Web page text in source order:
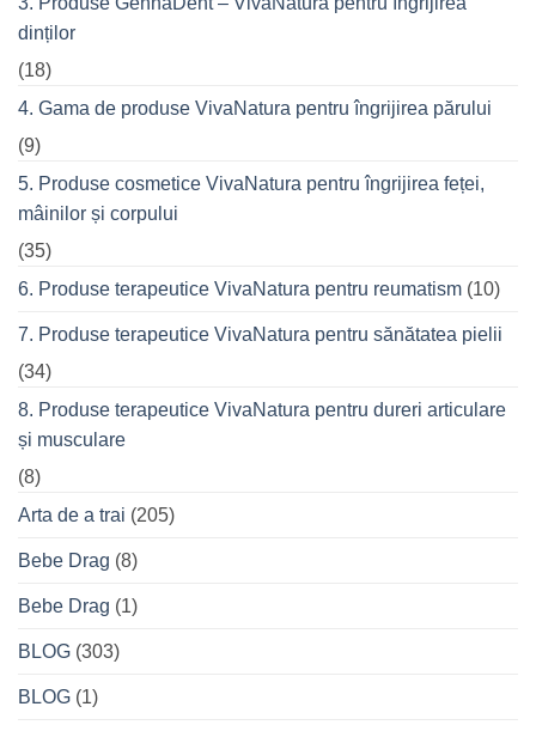
oraș
dinților
(18)
4. Gama de produse VivaNatura pentru îngrijirea părului
(9)
5. Produse cosmetice VivaNatura pentru îngrijirea feței,
mâinilor și corpului
(35)
6. Produse terapeutice VivaNatura pentru reumatism (10)
7. Produse terapeutice VivaNatura pentru sănătatea pielii
(34)
8. Produse terapeutice VivaNatura pentru dureri articulare
și musculare
(8)
Arta de a trai (205)
Bebe Drag (8)
Bebe Drag (1)
BLOG (303)
BLOG (1)